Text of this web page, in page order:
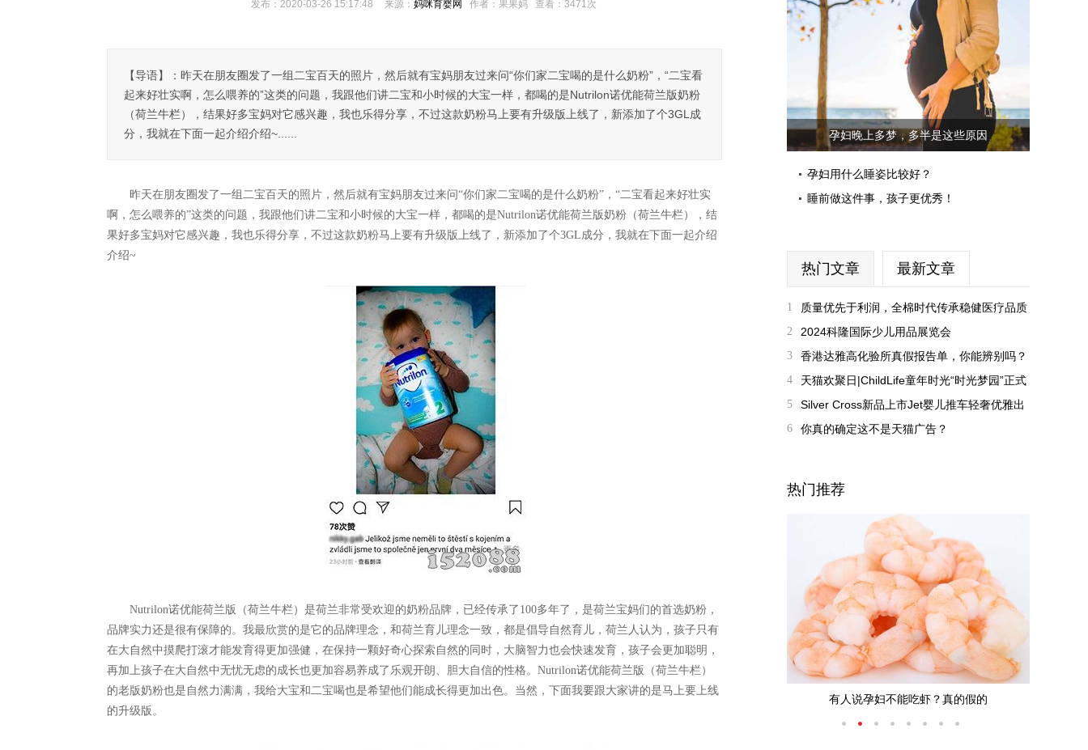
发布：2020-03-26 15:17:48 来源： 妈咪育婴网 作者：果果妈 查看： 3471次
【导语】：昨天在朋友圈发了一组二宝百天的照片，然后就有宝妈朋友过来问“你们家二宝喝的是什么奶粉”，“二宝看
起来好壮实啊，怎么喂养的”这类的问题，我跟他们讲二宝和小时候的大宝一样，都喝的是Nutrilon诺优能荷兰版奶粉
（荷兰牛栏），结果好多宝妈对它感兴趣，我也乐得分享，不过这款奶粉马上要有升级版上线了，新添加了个3GL成
分，我就在下面一起介绍介绍~......
昨天在朋友圈发了一组二宝百天的照片，然后就有宝妈朋友过来问“你们家二宝喝的是什么奶粉”，“二宝看起来好壮实
啊，怎么喂养的”这类的问题，我跟他们讲二宝和小时候的大宝一样，都喝的是Nutrilon诺优能荷兰版奶粉（荷兰牛栏），结
果好多宝妈对它感兴趣，我也乐得分享，不过这款奶粉马上要有升级版上线了，新添加了个3GL成分，我就在下面一起介绍
介绍~
Nutrilon诺优能荷兰版（荷兰牛栏）是荷兰非常受欢迎的奶粉品牌，已经传承了100多年了，是荷兰宝妈们的首选奶粉，
品牌实力还是很有保障的。我最欣赏的是它的品牌理念，和荷兰育儿理念一致，都是倡导自然育儿，荷兰人认为，孩子只有
在大自然中摸爬打滚才能发育得更加强健，在保持一颗好奇心探索自然的同时，大脑智力也会快速发育，孩子会更加聪明，
再加上孩子在大自然中无忧无虑的成长也更加容易养成了乐观开朗、胆大自信的性格。Nutrilon诺优能荷兰版（荷兰牛栏）
的老版奶粉也是自然力满满，我给大宝和二宝喝也是希望他们能成长得更加出色。当然，下面我要跟大家讲的是马上要上线
的升级版。
孕妇晚上多梦，多半是这些原因
孕妇用什么睡姿比较好？
睡前做这件事，孩子更优秀！
热门文章 最新文章
1
质量优先于利润，全棉时代传承稳健医疗品质
基因
2
2024科隆国际少儿用品展览会
（Kind+Jugend）开幕
3 香港达雅高化验所真假报告单，你能辨别吗？
4
天猫欢聚日|ChildLife童年时光“时光梦园”正式
开园，邓莎“明星园
5
Silver Cross新品上市Jet婴儿推车轻奢优雅出
行
6 你真的确定这不是天猫广告？
热门推荐
产后出现乳房下垂怎么办？ 有人说孕妇不能吃虾？真的假的